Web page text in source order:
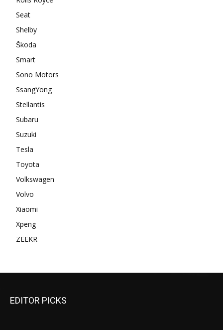
Seat
Shelby
Škoda
Smart
Sono Motors
SsangYong
Stellantis
Subaru
Suzuki
Tesla
Toyota
Volkswagen
Volvo
Xiaomi
Xpeng
ZEEKR
EDITOR PICKS